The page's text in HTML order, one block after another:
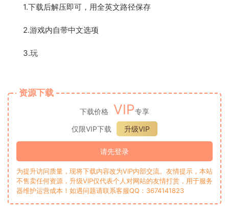
1.下载后解压即可，用全英文路径保存
2.游戏内自带中文选项
3.玩
资源下载
下载价格 VIP专享
仅限VIP下载
升级VIP
请先登录
为提升访问质量，现将下载内容改为VIP内部交流。友情提示，本站
不售卖任何资源，升级VIP仅代表个人对网站的友情打赏，用于服务
器维护运营成本！如遇问题请联系客服QQ：3674141823